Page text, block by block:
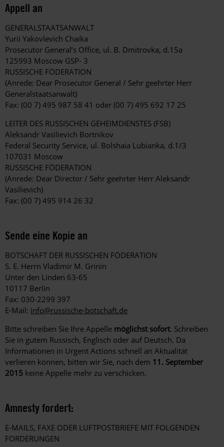
Appell an
GENERALSTAATSANWALT
Yurii Yakovlevich Chaika
Prosecutor General’s Office, ul. B. Dmitrovka, d.15a
125993 Moscow GSP- 3
RUSSISCHE FÖDERATION
(Anrede: Dear Prosecutor General / Sehr geehrter Herr
Generalstaatsanwalt)
Fax: (00 7) 495 987 58 41 oder (00 7) 495 692 17 25
LEITER DES RUSSISCHEN GEHEIMDIENSTES (FSB)
Aleksandr Vasilievich Bortnikov
Federal Security Service, ul. Bolshaia Lubianka, d.1/3
107031 Moscow
RUSSISCHE FÖDERATION
(Anrede: Dear Director / Sehr geehrter Herr Aleksandr
Vasilievich)
Fax: (00 7) 495 914 26 32
Sende eine Kopie an
BOTSCHAFT DER RUSSISCHEN FÖDERATION
S. E. Herrn Vladimir M. Grinin
Unter den Linden 63-65
10117 Berlin
Fax: 030-2299 397
E-Mail: info@russische-botschaft.de
Bitte schreiben Sie Ihre Appelle möglichst sofort. Schreiben
Sie in gutem Russisch, Englisch oder auf Deutsch. Da
Informationen in Urgent Actions schnell an Aktualität
verlieren können, bitten wir Sie, nach dem 11. September
2015 keine Appelle mehr zu verschicken.
Amnesty fordert:
E-MAILS, FAXE ODER LUFTPOSTBRIEFE MIT FOLGENDEN
FORDERUNGEN